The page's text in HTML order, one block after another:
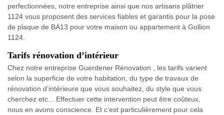
perfectionnées, notre entreprise ainsi que nos artisans plâtrier
1124 vous proposent des services fiables et garantis pour la pose
de plaque de BA13 pour votre maison ou appartement à Gollion
1124.
Tarifs rénovation d’intérieur
Chez notre entreprise Guerdener Rénovation , les tarifs varient
selon la superficie de votre habitation, du type de travaux de
rénovation d’intérieure que vous souhaitez, du style que vous
cherchez etc... Effectuer cette intervention peut être coûteux,
nous en avons conscience. Et c’est particulièrement pour cela